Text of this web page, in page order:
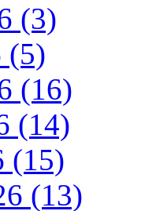
(3)
(5)
(16)
(14)
(15)
(13)